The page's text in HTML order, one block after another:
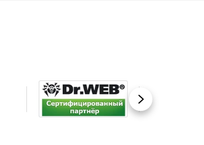
Вперед